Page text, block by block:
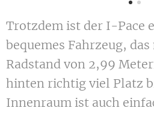
Trotzdem ist der I-Pace
bequemes Fahrzeug,
Radstand von 2,99
hinten richtig viel Platz
Innenraum ist auch